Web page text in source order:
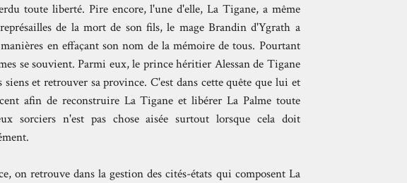
toute liberté. Pire encore, l'une d'elle, La Tigane, a même
de la mort de son fils, le mage Brandin d'Ygrath a
en effaçant son nom de la mémoire de tous. Pourtant
se souvient. Parmi eux, le prince héritier Alessan de Tigane
et retrouver sa province. C'est dans cette quête que lui et
afin de reconstruire La Tigane et libérer La Palme toute
sorciers n'est pas chose aisée surtout lorsque cela doit
on retrouve dans la gestion des cités-états qui composent La